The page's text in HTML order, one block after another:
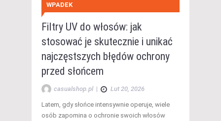
WPADEK
Filtry UV do włosów: jak
stosować je skutecznie i unikać
najczęstszych błędów ochrony
przed słońcem
casualshop.pl | Lut 20, 2026
Latem, gdy słońce intensywnie operuje, wiele
osób zapomina o ochronie swoich włosów